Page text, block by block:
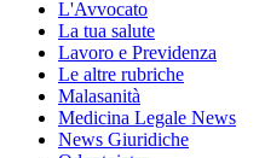
L'Avvocato
La tua salute
Lavoro e Previdenza
Le altre rubriche
Malasanità
Medicina Legale News
News Giuridiche